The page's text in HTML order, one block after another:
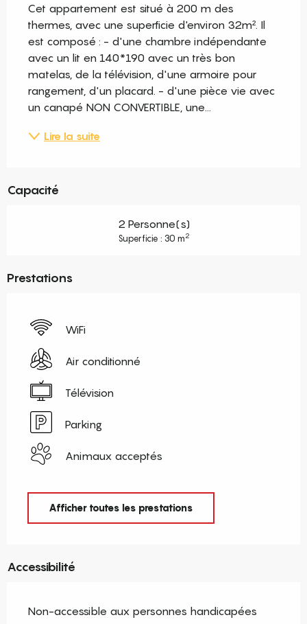
Cet appartement est situé à 200 m des
thermes, avec une superficie d'environ 32m². Il
est composé : - d'une chambre indépendante
avec un lit en 140*190 avec un très bon
matelas, de la télévision, d'une armoire pour
rangement, d'un placard. - d'une pièce vie avec
un canapé NON CONVERTIBLE, une...
Lire la suite
Capacité
2 Personne(s)
Superficie : 30 m2
Prestations
WiFi
Air conditionné
Télévision
Parking
Animaux acceptés
Afficher toutes les prestations
Accessibilité
Non-accessible aux personnes handicapées